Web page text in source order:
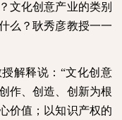
文化创意产业的类别
么？耿秀彦教授一一
解释说：“文化创意
作、创造、创新为根
价值；以知识产权的